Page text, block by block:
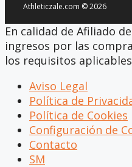
Athleticzale.com © 2026
En calidad de Afiliado
ingresos por las
los requisitos
Aviso Legal
Política de
Política de Cookies
Configuración de
Contacto
SM